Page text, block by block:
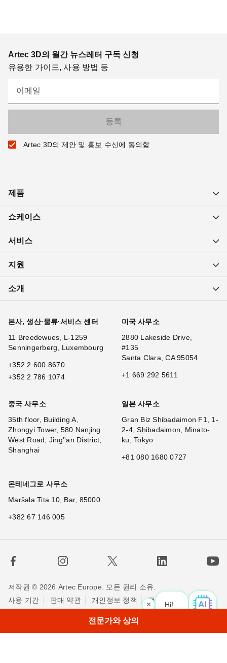
Hi! What is your reque
Artec 3D의 월간 뉴스레터 구독 신청
유용한 가이드, 사용 방법 등
이메일
Artec 3D의 제안 및 홍보 수신에 동의함
제품
쇼케이스
서비스
지원
소개
본사, 생산·물류·서비스 센터
11 Breedewues, L-1259
Senningerberg, Luxembourg
+352 2 600 8670
+352 2 786 1074
미국 사무소
2880 Lakeside Drive,
#135
Santa Clara, CA 95054
+1 669 292 5611
중국 사무소
35th floor, Building A,
Zhongyi Tower, 580 Nanjing
West Road, Jing''an District,
Shanghai
일본 사무소
Gran Biz Shibadaimon F1, 1-
2-4, Shibadaimon, Minato-
ku, Tokyo
+81 080 1680 0727
몬테네그로 사무소
Maršala Tita 10, Bar, 85000
+382 67 146 005
저작권 © 2026 Artec Europe. 모든 권리 소유.
사용 기간
판매 약관 개인정보 정책
쿠키 정책
전문가와 상의